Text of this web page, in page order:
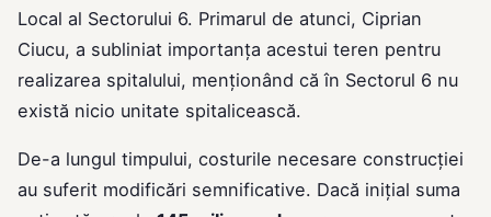
Local al Sectorului 6. Primarul de atunci, Ciprian
Ciucu, a subliniat importanța acestui teren pentru
realizarea spitalului, menționând că în Sectorul 6 nu
există nicio unitate spitalicească.
De-a lungul timpului, costurile necesare construcției
au suferit modificări semnificative. Dacă inițial suma